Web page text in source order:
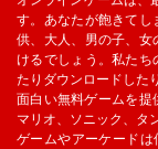
す。あなたが飽きて
供、大人、男の子、女
けるでしょう。私た
たりダウンロードした
面白い無料ゲームを
マリオ、ソニック、タ
ゲームやアーケード